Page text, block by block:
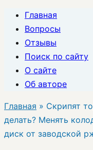
Главная
Вопросы
Отзывы
Поиск по сайту
О сайте
Об авторе
Главная » Скрипят
делать? Менять
диск от заводской